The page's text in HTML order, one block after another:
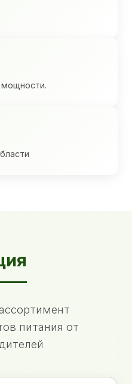
мощности.
питания от